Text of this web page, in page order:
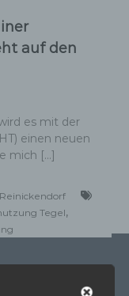
auf den
es mit der
einen neuen
mich […]
Reinickendorf
Tegel,